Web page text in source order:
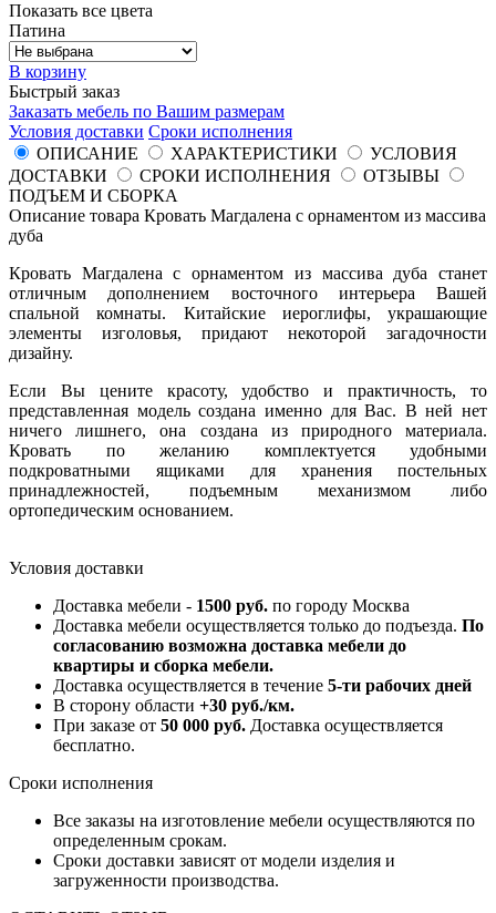
Показать все цвета
Патина
В корзину
Быстрый заказ
Заказать мебель по Вашим размерам
Условия доставки Сроки исполнения
ОПИСАНИЕ
ХАРАКТЕРИСТИКИ
УСЛОВИЯ
ДОСТАВКИ
СРОКИ ИСПОЛНЕНИЯ
ОТЗЫВЫ
ПОДЪЕМ И СБОРКА
Описание товара Кровать Магдалена с орнаментом из массива
дуба
Кровать Магдалена с орнаментом из массива дуба станет
отличным дополнением восточного интерьера Вашей
спальной комнаты. Китайские иероглифы, украшающие
элементы изголовья, придают некоторой загадочности
дизайну.
Если Вы цените красоту, удобство и практичность, то
представленная модель создана именно для Вас. В ней нет
ничего лишнего, она создана из природного материала.
Кровать по желанию комплектуется удобными
подкроватными ящиками для хранения постельных
принадлежностей, подъемным механизмом либо
ортопедическим основанием.
Условия доставки
Доставка мебели - 1500 руб. по городу Москва
Доставка мебели осуществляется только до подъезда. По
согласованию возможна доставка мебели до
квартиры и сборка мебели.
Доставка осуществляется в течение 5-ти рабочих дней
В сторону области +30 руб./км.
При заказе от 50 000 руб. Доставка осуществляется
бесплатно.
Сроки исполнения
Все заказы на изготовление мебели осуществляются по
определенным срокам.
Сроки доставки зависят от модели изделия и
загруженности производства.